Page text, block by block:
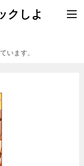
クしよ
います。